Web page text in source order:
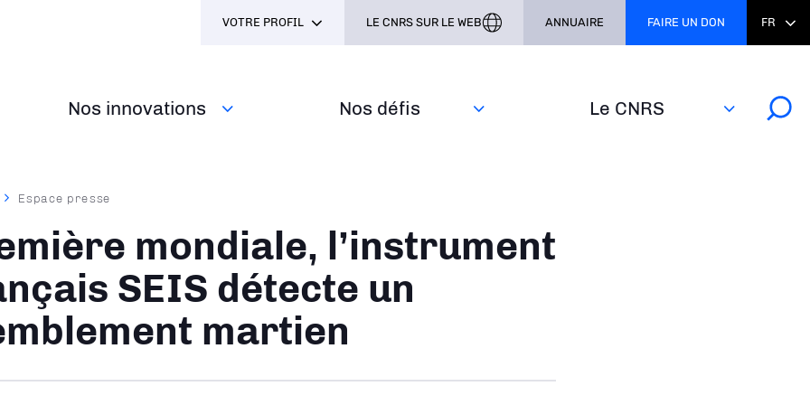
Nos innovations Nos défis‎ Le CNRS
VOTRE PROFIL LE CNRS SUR LE WEB ANNUAIRE FAIRE UN DON FR
Espace presse
mondiale, l’instrument
SEIS détecte un
martien